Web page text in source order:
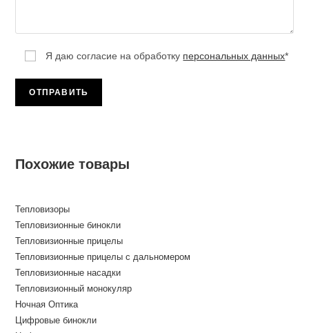
Я даю согласие на обработку персональных данных*
Похожие товары
Тепловизоры
Тепловизионные бинокли
Тепловизионные прицелы
Тепловизионные прицелы с дальномером
Тепловизионные насадки
Тепловизионный монокуляр
Ночная Оптика
Цифровые бинокли